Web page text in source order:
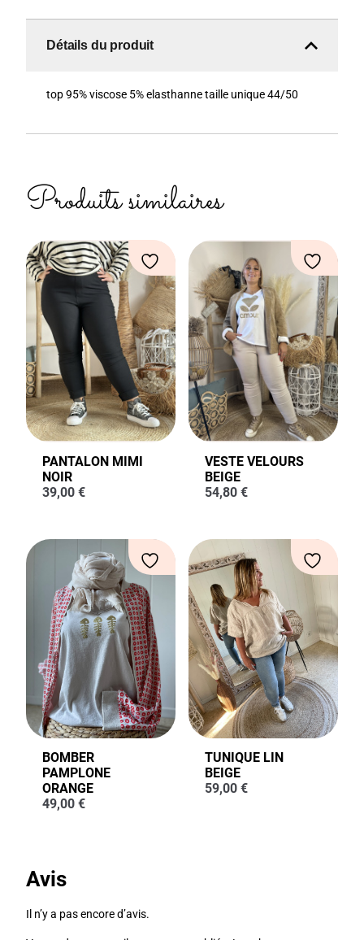
Détails du produit
top 95% viscose 5% elasthanne taille unique 44/50
Produits similaires
PANTALON MIMI
NOIR
39,00 €
VESTE VELOURS
BEIGE
54,80 €
BOMBER
PAMPLONE
ORANGE
49,00 €
TUNIQUE LIN
BEIGE
59,00 €
Avis
Il n’y a pas encore d’avis.